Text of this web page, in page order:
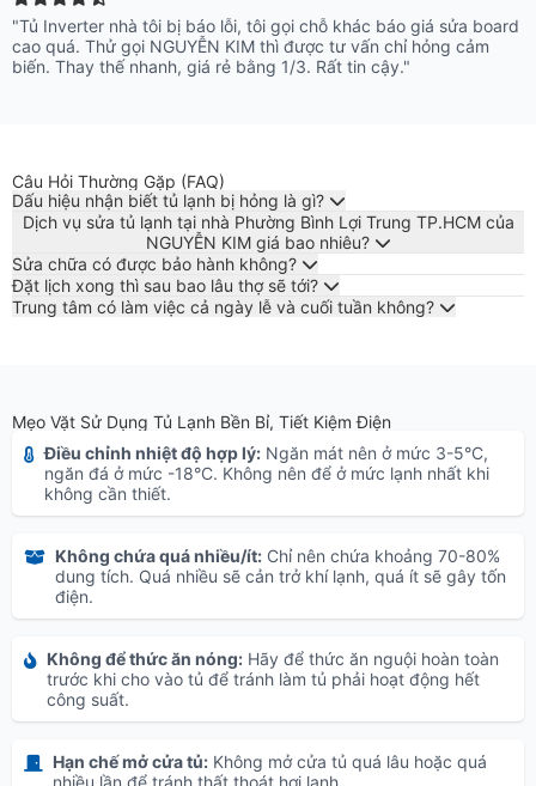
"Tủ Inverter nhà tôi bị báo lỗi, tôi gọi chỗ khác báo giá sửa board
cao quá. Thử gọi NGUYỄN KIM thì được tư vấn chỉ hỏng cảm
biến. Thay thế nhanh, giá rẻ bằng 1/3. Rất tin cậy."
Câu Hỏi Thường Gặp (FAQ)
Dấu hiệu nhận biết tủ lạnh bị hỏng là gì?
Dịch vụ sửa tủ lạnh tại nhà Phường Bình Lợi Trung TP.HCM của
NGUYỄN KIM giá bao nhiêu?
Sửa chữa có được bảo hành không?
Đặt lịch xong thì sau bao lâu thợ sẽ tới?
Trung tâm có làm việc cả ngày lễ và cuối tuần không?
Mẹo Vặt Sử Dụng Tủ Lạnh Bền Bỉ, Tiết Kiệm Điện
Điều chỉnh nhiệt độ hợp lý:Ngăn mát nên ở mức 3-5°C,
ngăn đá ở mức -18°C. Không nên để ở mức lạnh nhất khi
không cần thiết.
Không chứa quá nhiều/ít:Chỉ nên chứa khoảng 70-80%
dung tích. Quá nhiều sẽ cản trở khí lạnh, quá ít sẽ gây tốn
điện.
Không để thức ăn nóng:Hãy để thức ăn nguội hoàn toàn
trước khi cho vào tủ để tránh làm tủ phải hoạt động hết
công suất.
Hạn chế mở cửa tủ:Không mở cửa tủ quá lâu hoặc quá